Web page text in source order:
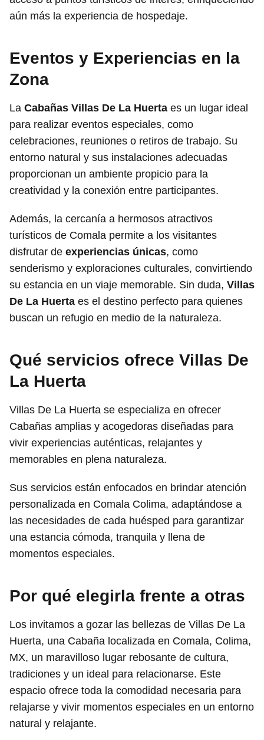
aún más la experiencia de hospedaje.
Eventos y Experiencias en la
Zona
La Cabañas Villas De La Huerta es un lugar ideal
para realizar eventos especiales, como
celebraciones, reuniones o retiros de trabajo. Su
entorno natural y sus instalaciones adecuadas
proporcionan un ambiente propicio para la
creatividad y la conexión entre participantes.
Además, la cercanía a hermosos atractivos
turísticos de Comala permite a los visitantes
disfrutar de experiencias únicas, como
senderismo y exploraciones culturales, convirtiendo
su estancia en un viaje memorable. Sin duda, Villas
De La Huerta es el destino perfecto para quienes
buscan un refugio en medio de la naturaleza.
Qué servicios ofrece Villas De
La Huerta
Villas De La Huerta se especializa en ofrecer
Cabañas amplias y acogedoras diseñadas para
vivir experiencias auténticas, relajantes y
memorables en plena naturaleza.
Sus servicios están enfocados en brindar atención
personalizada en Comala Colima, adaptándose a
las necesidades de cada huésped para garantizar
una estancia cómoda, tranquila y llena de
momentos especiales.
Por qué elegirla frente a otras
Los invitamos a gozar las bellezas de Villas De La
Huerta, una Cabaña localizada en Comala, Colima,
MX, un maravilloso lugar rebosante de cultura,
tradiciones y un ideal para relacionarse. Este
espacio ofrece toda la comodidad necesaria para
relajarse y vivir momentos especiales en un entorno
natural y relajante.